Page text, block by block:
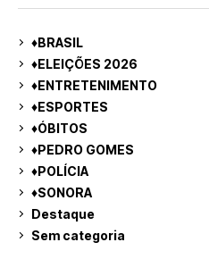
♦BRASIL
♦ELEIÇÕES 2026
♦ENTRETENIMENTO
♦ESPORTES
♦ÓBITOS
♦PEDRO GOMES
♦POLÍCIA
♦SONORA
Destaque
Sem categoria